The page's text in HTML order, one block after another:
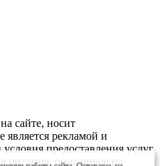
сайте, носит
рекламой и
предоставления услуг
питания, описанные на